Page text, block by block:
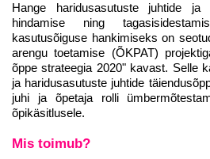
Hange haridusasutuste juhtide ja
hindamise ning
kasutusõiguse hankimiseks on
arengu toetamise (ÕKPAT)
õppe strateegia 2020" kavast. Selle
ja haridusasutuste juhtide
juhi ja õpetaja rolli
õpikäsitlusele.
Mis toimub?